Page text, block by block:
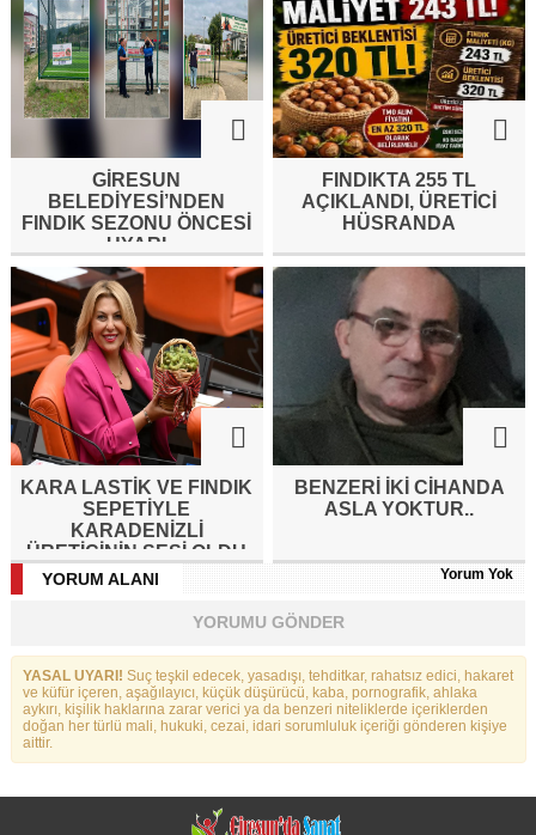
GİRESUN
BELEDİYESİ’NDEN
FINDIK SEZONU ÖNCESİ
UYARI
FINDIKTA 255 TL
AÇIKLANDI, ÜRETİCİ
HÜSRANDA
KARA LASTİK VE FINDIK
SEPETİYLE
KARADENİZLİ
ÜRETİCİNİN SESİ OLDU
BENZERI IKI CIHANDA
ASLA YOKTUR..
YORUM ALANI Yorum Yok
YORUMU GÖNDER
YASAL UYARI! Suç teşkil edecek, yasadışı, tehditkar, rahatsız edici, hakaret
ve küfür içeren, aşağılayıcı, küçük düşürücü, kaba, pornografik, ahlaka
aykırı, kişilik haklarına zarar verici ya da benzeri niteliklerde içeriklerden
doğan her türlü mali, hukuki, cezai, idari sorumluluk içeriği gönderen kişiye
aittir.